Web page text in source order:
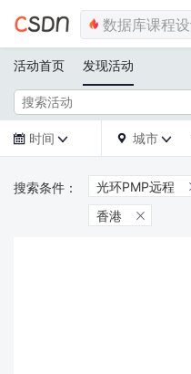
活动首页 发现活动
 时间   城市 
光环PMP远程
香港 